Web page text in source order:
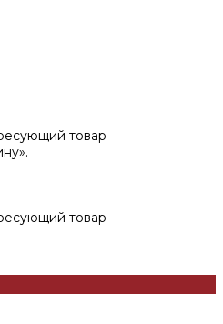
товар
товар